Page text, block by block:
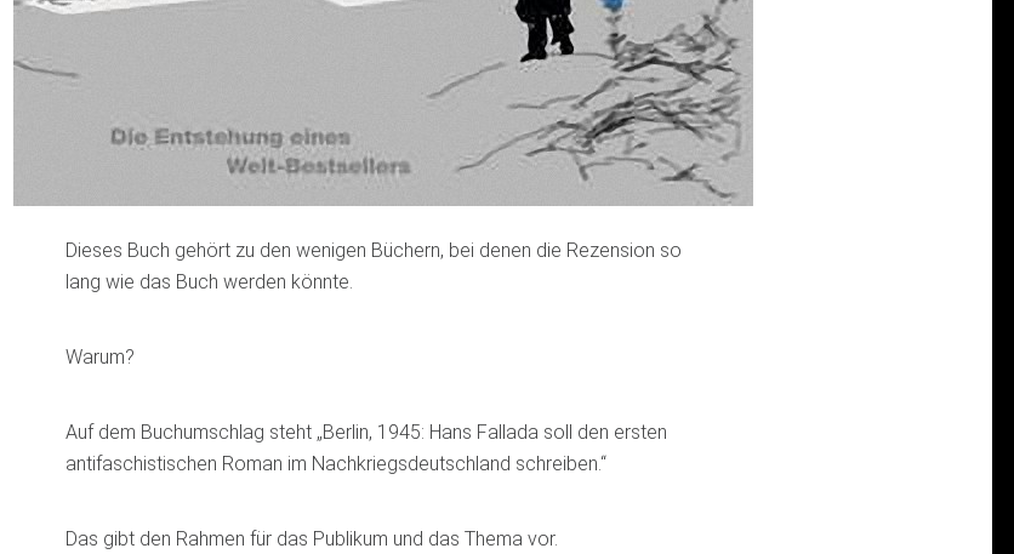
Dieses Buch gehört zu den wenigen Büchern, bei denen die Rezension so
lang wie das Buch werden könnte.
Warum?
Auf dem Buchumschlag steht „Berlin, 1945: Hans Fallada soll den ersten
antifaschistischen Roman im Nachkriegsdeutschland schreiben.“
Das gibt den Rahmen für das Publikum und das Thema vor.